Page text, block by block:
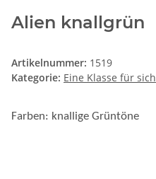
Alien knallgrün
Artikelnummer: 1519
Kategorie: Eine Klasse für sich
Farben: knallige Grüntöne